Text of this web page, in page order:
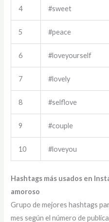
4 #sweet
5 #peace
6 #loveyourself
7 #lovely
8 #selflove
9 #couple
10 #loveyou
Hashtags más usados en
amoroso
Grupo de mejores hashtags
mes según el número de